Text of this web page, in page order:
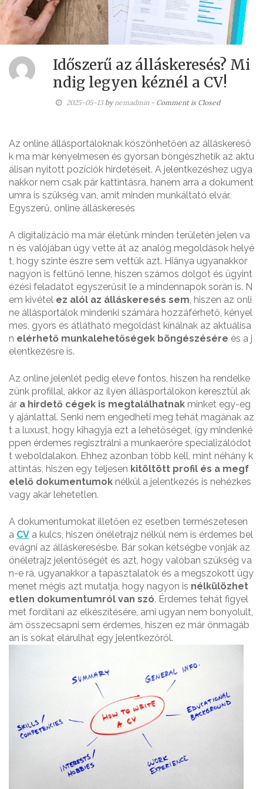
Időszerű az álláskeresés? Mi
ndig legyen kéznél a CV!
2025-05-13bynemadmin - Comment is Closed
Az online állásportáloknak köszönhetően az álláskereső
k ma már kényelmesen és gyorsan böngészhetik az aktu
álisan nyitott pozíciók hirdetéseit. A jelentkezéshez ugya
nakkor nem csak pár kattintásra, hanem arra a dokument
umra is szükség van, amit minden munkáltató elvár.
Egyszerű, online álláskeresés
A digitalizáció ma már életünk minden területén jelen va
n és valójában úgy vette át az analóg megoldások helyé
t, hogy szinte észre sem vettük azt. Hiánya ugyanakkor
nagyon is feltűnő lenne, hiszen számos dolgot és ügyint
ézési feladatot egyszerűsít le a mindennapok során is. N
em kivétel ez alól az álláskeresés sem, hiszen az onli
ne állásportálok mindenki számára hozzáférhető, kényel
mes, gyors és átlátható megoldást kínálnak az aktuálisa
n elérhető munkalehetőségek böngészésére és a j
elentkezésre is.
Az online jelenlét pedig eleve fontos, hiszen ha rendelke
zünk profillal, akkor az ilyen állásportálokon keresztül ak
ár a hirdető cégek is megtalálhatnak minket egy-eg
y ajánlattal. Senki nem engedheti meg tehát magának az
t a luxust, hogy kihagyja ezt a lehetőséget, így mindenké
ppen érdemes regisztrálni a munkaerőre specializálódot
t weboldalakon. Ehhez azonban több kell, mint néhány k
attintás, hiszen egy teljesen kitöltött profil és a megf
elelő dokumentumok nélkül a jelentkezés is nehézkes
vagy akár lehetetlen.
A dokumentumokat illetően ez esetben természetesen
a CV a kulcs, hiszen önéletrajz nélkül nem is érdemes bel
evágni az álláskeresésbe. Bár sokan kétségbe vonják az
önéletrajz jelentőségét és azt, hogy valóban szükség va
n-e rá, ugyanakkor a tapasztalatok és a megszokott ügy
menet mégis azt mutatja, hogy nagyon is nélkülözhet
etlen dokumentumról van szó. Érdemes tehát figyel
met fordítani az elkészítésére, ami ugyan nem bonyolult,
ám összecsapni sem érdemes, hiszen ez már önmagáb
an is sokat elárulhat egy jelentkezőről.